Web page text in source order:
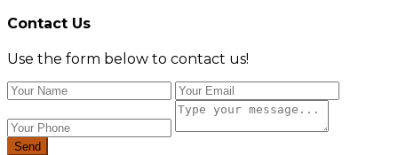
Contact Us
Use the form below to contact us!
Send